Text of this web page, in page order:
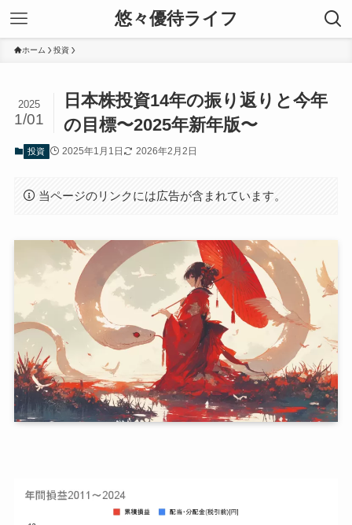
悠々優待ライフ
ホーム 投資
日本株投資14年の振り返りと今年
の目標〜2025年新年版〜
2025
1/01
投資 2025年1月1日 2026年2月2日
当ページのリンクには広告が含まれています。